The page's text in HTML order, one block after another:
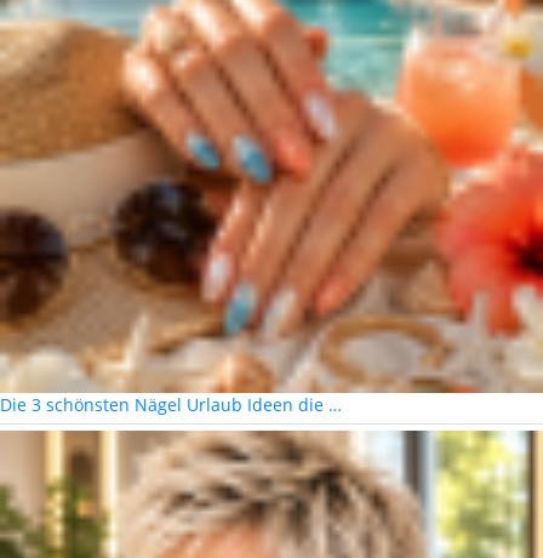
Die 3 schönsten Nägel Urlaub Ideen die …